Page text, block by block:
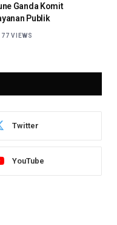
Ganda Komit
Publik
77VIEWS
Twitter
YouTube